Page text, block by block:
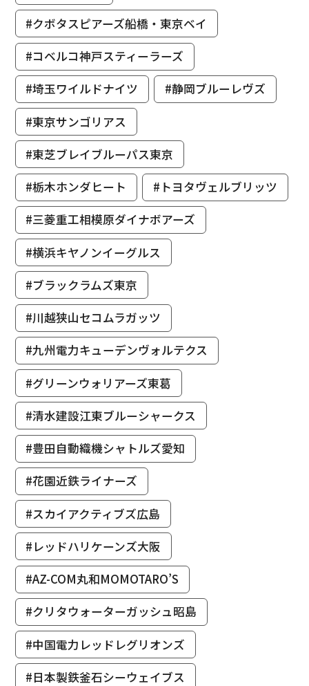
#クボタスピアーズ船橋・東京ベイ
#コベルコ神戸スティーラーズ
#埼玉ワイルドナイツ
#静岡ブルーレヴズ
#東京サンゴリアス
#東芝ブレイブルーパス東京
#栃木ホンダヒート
#トヨタヴェルブリッツ
#三菱重工相模原ダイナボアーズ
#横浜キヤノンイーグルス
#ブラックラムズ東京
#川越狭山セコムラガッツ
#九州電力キューデンヴォルテクス
#グリーンウォリアーズ東葛
#清水建設江東ブルーシャークス
#豊田自動織機シャトルズ愛知
#花園近鉄ライナーズ
#スカイアクティブズ広島
#レッドハリケーンズ大阪
#AZ-COM丸和MOMOTARO’S
#クリタウォーターガッシュ昭島
#中国電力レッドレグリオンズ
#日本製鉄釜石シーウェイブス